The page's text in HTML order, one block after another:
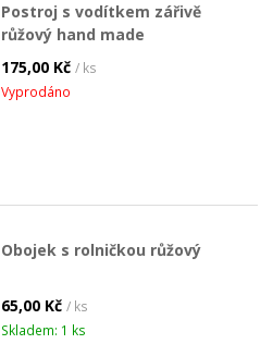
Postroj s vodítkem zářivě
růžový hand made
175,00 Kč / ks
Vyprodáno
Obojek s rolničkou růžový
65,00 Kč / ks
Skladem: 1 ks